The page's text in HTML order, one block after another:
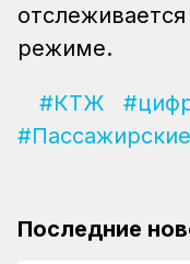
режиме.
#КТЖ
Последние